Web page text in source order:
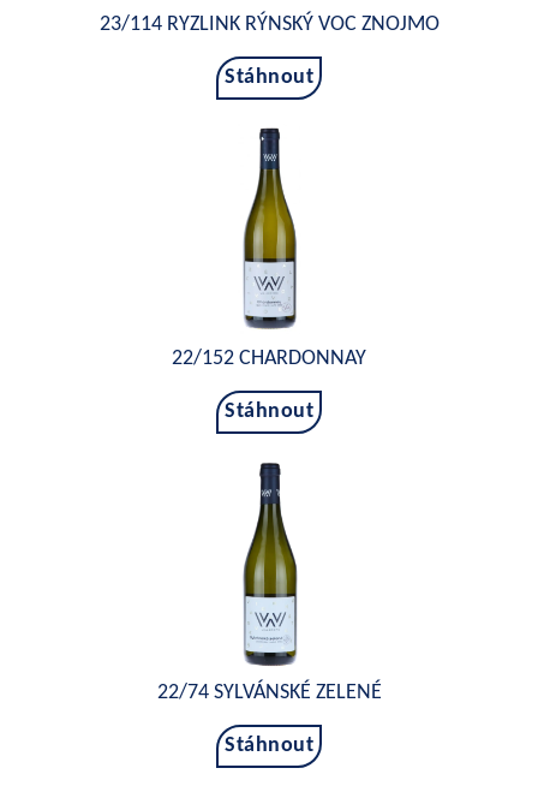
23/114 RYZLINK RÝNSKÝ VOC ZNOJMO
Stáhnout
22/152 CHARDONNAY
Stáhnout
22/74 SYLVÁNSKÉ ZELENÉ
Stáhnout